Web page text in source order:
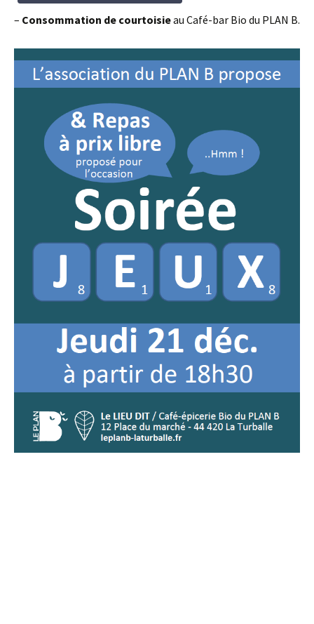
– Consommation de courtoisieau Café-bar Bio du PLAN B.